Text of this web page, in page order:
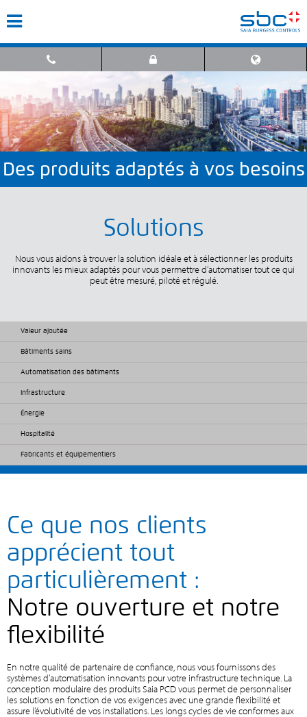
Des produits adaptés à vos besoins
Solutions
Nous vous aidons à trouver la solution idéale et à sélectionner les produits
innovants les mieux adaptés pour vous permettre d’automatiser tout ce qui
peut être mesuré, piloté et régulé.
Valeur ajoutée
Bâtiments sains
Automatisation des bâtiments
Infrastructure
Énergie
Hospitalité
Fabricants et équipementiers
Ce que nos clients
apprécient tout
particulièrement :
Notre ouverture et notre
flexibilité
En notre qualité de partenaire de confiance, nous vous fournissons des
systèmes d’automatisation innovants pour votre infrastructure technique. La
conception modulaire des produits Saia PCD vous permet de personnaliser
les solutions en fonction de vos exigences avec une grande flexibilité et
assure l’évolutivité de vos installations. Les longs cycles de vie conformes aux